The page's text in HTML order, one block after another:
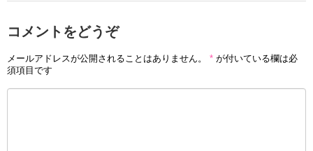
コメントをどうぞ
メールアドレスが公開されることはありません。 * が付いている欄は必
須項目です